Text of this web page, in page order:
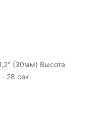
(30мм) Высота
– 28 сек